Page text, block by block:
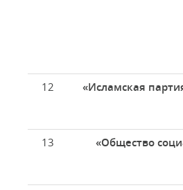
12
«Исламская
13
«Общество